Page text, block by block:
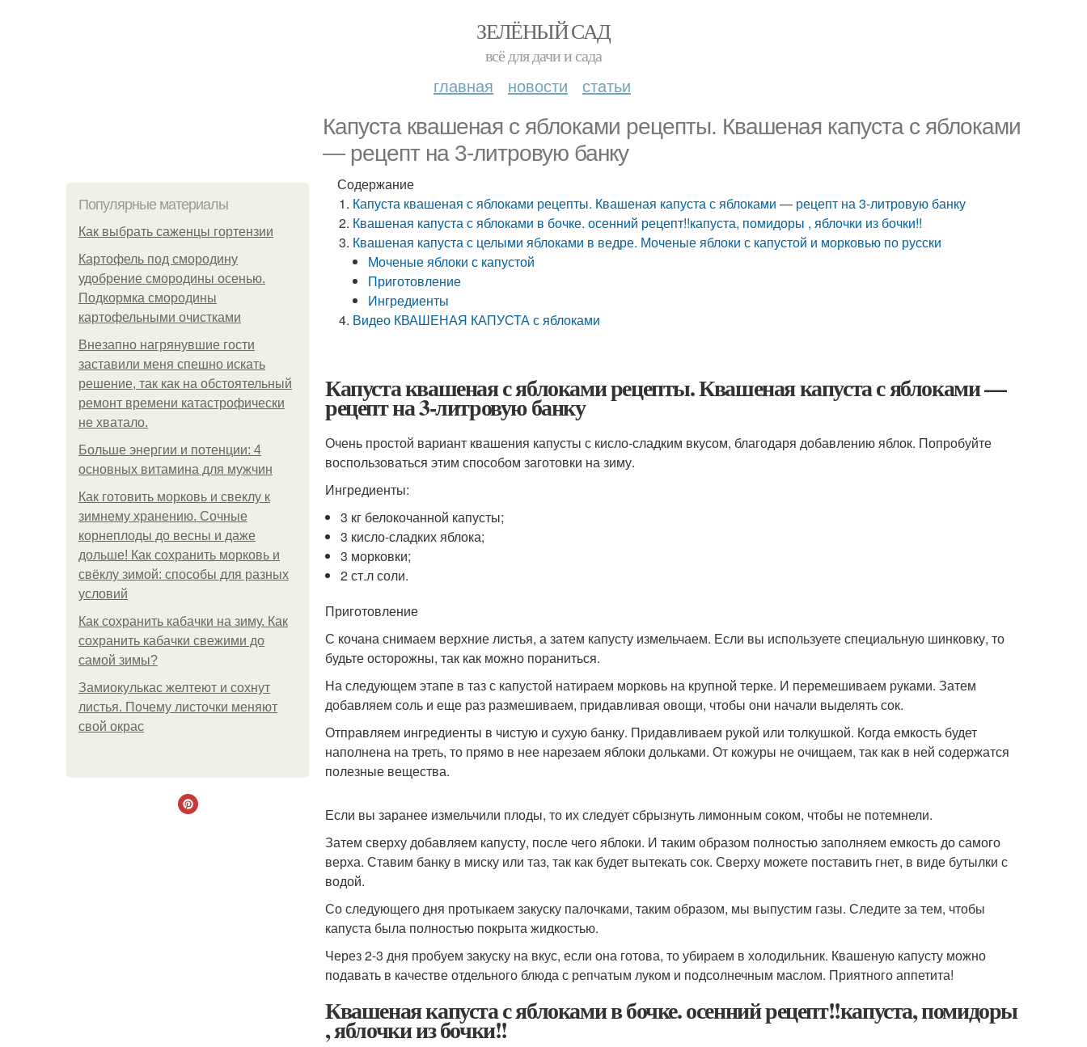
ЗЕЛЁНЫЙ САД
всё для дачи и сада
главная новости статьи
Капуста квашеная с яблоками рецепты. Квашеная капуста с яблоками
— рецепт на 3-литровую банку
Популярные материалы
Как выбрать саженцы гортензии
Картофель под смородину
удобрение смородины осенью.
Подкормка смородины
картофельными очистками
Внезапно нагрянувшие гости
заставили меня спешно искать
решение, так как на обстоятельный
ремонт времени катастрофически
не хватало.
Больше энергии и потенции: 4
основных витамина для мужчин
Как готовить морковь и свеклу к
зимнему хранению. Сочные
корнеплоды до весны и даже
дольше! Как сохранить морковь и
свёклу зимой: способы для разных
условий
Как сохранить кабачки на зиму. Как
сохранить кабачки свежими до
самой зимы?
Замиокулькас желтеют и сохнут
листья. Почему листочки меняют
свой окрас
Содержание
Капуста квашеная с яблоками рецепты. Квашеная капуста с яблоками — рецепт на 3-литровую банку
Квашеная капуста с яблоками в бочке. осенний рецепт!!капуста, помидоры , яблочки из бочки!!
Квашеная капуста с целыми яблоками в ведре. Моченые яблоки с капустой и морковью по русски
Моченые яблоки с капустой
Приготовление
Ингредиенты
Видео КВАШЕНАЯ КАПУСТА с яблоками
Капуста квашеная с яблоками рецепты. Квашеная капуста с яблоками —
рецепт на 3-литровую банку
Очень простой вариант квашения капусты с кисло-сладким вкусом, благодаря добавлению яблок. Попробуйте
воспользоваться этим способом заготовки на зиму.
Ингредиенты:
3 кг белокочанной капусты;
3 кисло-сладких яблока;
3 морковки;
2 ст.л соли.
Приготовление
С кочана снимаем верхние листья, а затем капусту измельчаем. Если вы используете специальную шинковку, то
будьте осторожны, так как можно пораниться.
На следующем этапе в таз с капустой натираем морковь на крупной терке. И перемешиваем руками. Затем
добавляем соль и еще раз размешиваем, придавливая овощи, чтобы они начали выделять сок.
Отправляем ингредиенты в чистую и сухую банку. Придавливаем рукой или толкушкой. Когда емкость будет
наполнена на треть, то прямо в нее нарезаем яблоки дольками. От кожуры не очищаем, так как в ней содержатся
полезные вещества.
Если вы заранее измельчили плоды, то их следует сбрызнуть лимонным соком, чтобы не потемнели.
Затем сверху добавляем капусту, после чего яблоки. И таким образом полностью заполняем емкость до самого
верха. Ставим банку в миску или таз, так как будет вытекать сок. Сверху можете поставить гнет, в виде бутылки с
водой.
Со следующего дня протыкаем закуску палочками, таким образом, мы выпустим газы. Следите за тем, чтобы
капуста была полностью покрыта жидкостью.
Через 2-3 дня пробуем закуску на вкус, если она готова, то убираем в холодильник. Квашеную капусту можно
подавать в качестве отдельного блюда с репчатым луком и подсолнечным маслом. Приятного аппетита!
Квашеная капуста с яблоками в бочке. осенний рецепт!!капуста, помидоры
, яблочки из бочки!!